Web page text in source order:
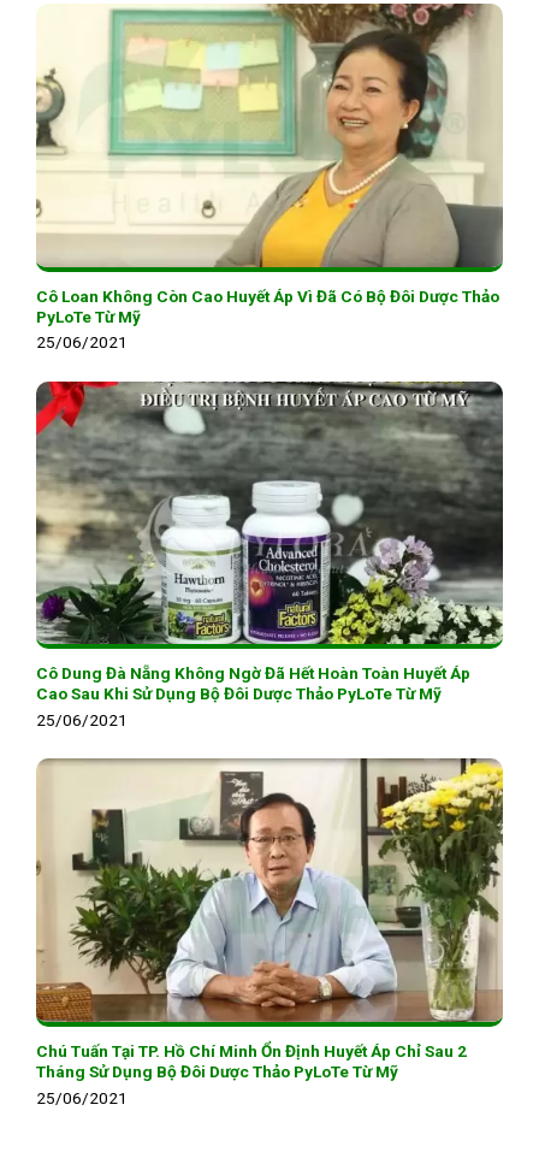
Cô Loan Không Còn Cao Huyết Áp Vì Đã Có Bộ Đôi Dược Thảo
PyLoTe Từ Mỹ
25/06/2021
Cô Dung Đà Nẵng Không Ngờ Đã Hết Hoàn Toàn Huyết Áp
Cao Sau Khi Sử Dụng Bộ Đôi Dược Thảo PyLoTe Từ Mỹ
25/06/2021
Chú Tuấn Tại TP. Hồ Chí Minh Ổn Định Huyết Áp Chỉ Sau 2
Tháng Sử Dụng Bộ Đôi Dược Thảo PyLoTe Từ Mỹ
25/06/2021